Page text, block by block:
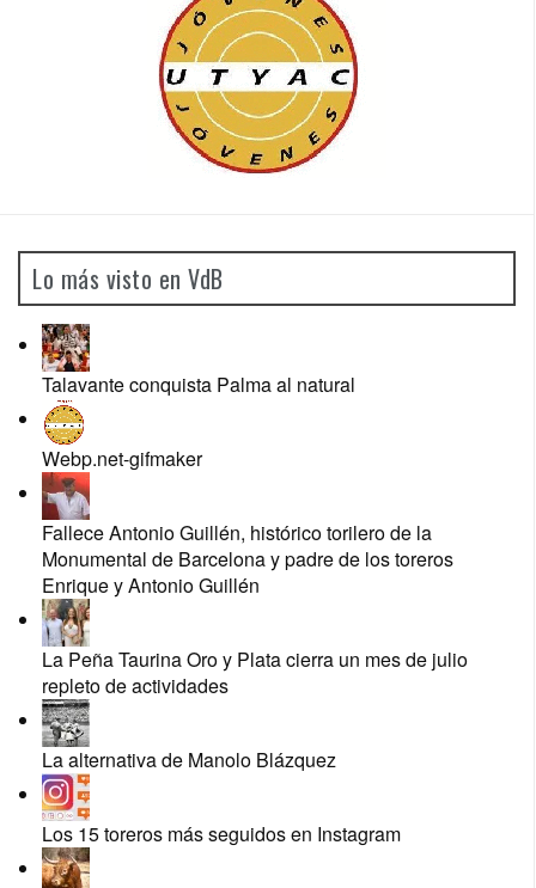
Lo más visto en VdB
Talavante conquista Palma al natural
Webp.net-gifmaker
Fallece Antonio Guillén, histórico torilero de la
Monumental de Barcelona y padre de los toreros
Enrique y Antonio Guillén
La Peña Taurina Oro y Plata cierra un mes de julio
repleto de actividades
La alternativa de Manolo Blázquez
Los 15 toreros más seguidos en Instagram